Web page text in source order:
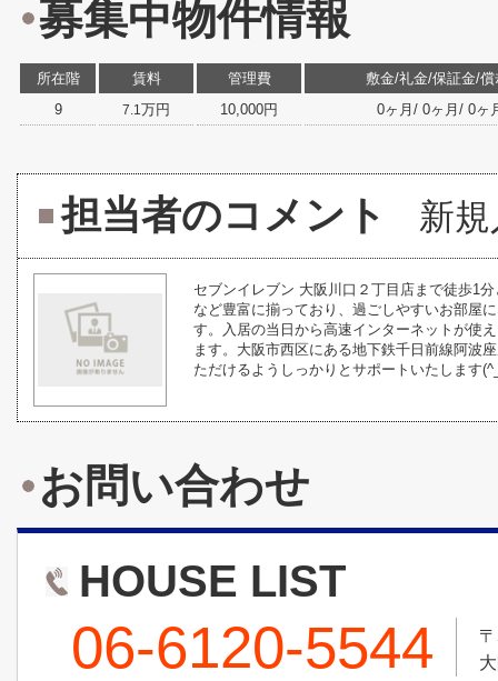
募集中物件情報
所在階 賃料 管理費
敷金/礼金/保証金/
9
7.1万円 10,000円 0ヶ月/ 0ヶ月/ 0ヶ
担当者のコメント 新
セブンイレブン 大阪川口２丁目店まで徒歩1
など豊富に揃っており、過ごしやすいお部屋
す。入居の当日から高速インターネットが使
ます。大阪市西区にある地下鉄千日前線阿波
ただけるようしっかりとサポートいたします
お問い合わせ
HOUSE LIST
06-6120-5544